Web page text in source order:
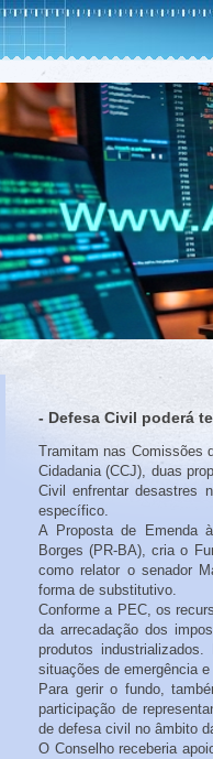
- Defesa Civil poderá
Tramitam nas Comissões
Cidadania (CCJ), duas
Civil enfrentar desastres
específico.
A Proposta de Emenda
Borges (PR-BA), cria o
como relator o senador
forma de substitutivo.
Conforme a PEC, os
da arrecadação dos
produtos
situações de emergência
Para gerir o fundo,
participação de
de defesa civil no âmbito
O Conselho receberia